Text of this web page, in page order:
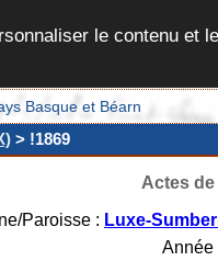
le contenu et
Basque et Béarn
> !1869
Actes
Paroisse : Luxe-
Année